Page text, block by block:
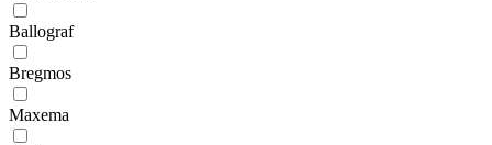
Ballograf
Bregmos
Maxema